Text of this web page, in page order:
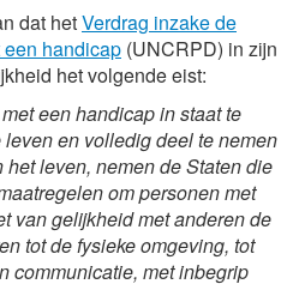
dat hetVerdrag inzake de
handicap (UNCRPD) in zijn
het volgende eist:
een handicap in staat te
en volledig deel te nemen
leven, nemen de Staten die
om personen met
van gelijkheid met anderen de
tot de fysieke omgeving, tot
communicatie, met inbegrip